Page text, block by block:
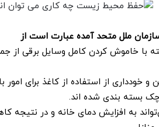
ملل متحد آمده عبارت است از
خاموش کردن کامل وسایل برقی از
و خودداری از استفاده از کاغذ برای امور
بسته بندی شده اند.
به افزایش دمای خانه و در